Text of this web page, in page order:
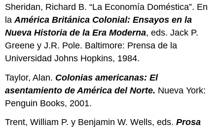
Sheridan, Richard B. “La Economía Doméstica”. En
laAmérica Británica Colonial: Ensayos en la
Nueva Historia de la Era Moderna, eds. Jack P.
Greene y J.R. Pole. Baltimore: Prensa de la
Universidad Johns Hopkins, 1984.
Taylor, Alan. Colonias americanas: El
asentamiento de América del Norte. Nueva York:
Penguin Books, 2001.
Trent, William P. y Benjamin W. Wells, eds.Prosa